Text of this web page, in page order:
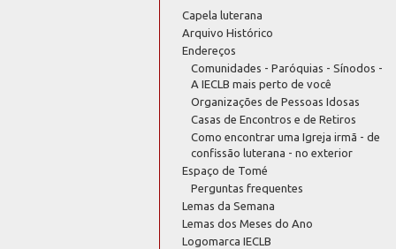
Capela luterana
Arquivo Histórico
Endereços
Comunidades - Paróquias - Sínodos -
A IECLB mais perto de você
Organizações de Pessoas Idosas
Casas de Encontros e de Retiros
Como encontrar uma Igreja irmã - de
confissão luterana - no exterior
Espaço de Tomé
Perguntas frequentes
Lemas da Semana
Lemas dos Meses do Ano
Logomarca IECLB